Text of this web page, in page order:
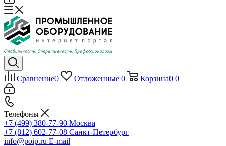
Сравнение0 Отложенные 0 Корзина0 0
Телефоны
+7 (499) 380-77-90 Москва
+7 (812) 602-77-08 Санкт-Петербург
info@poip.ru E-mail